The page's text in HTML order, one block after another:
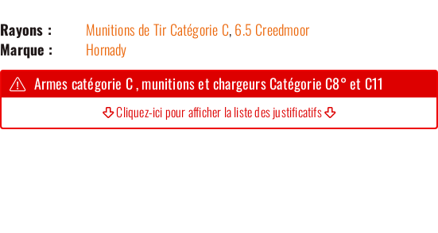
Rayons : Munitions de Tir Catégorie C,6.5 Creedmoor
Marque :
Hornady
Armes catégorie C , munitions et chargeurs Catégorie C8° et C11
Cliquez-ici pour afficher la liste des justificatifs